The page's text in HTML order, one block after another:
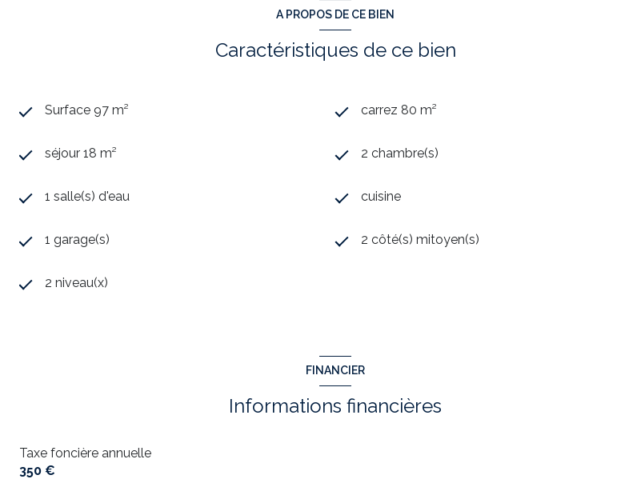
A PROPOS DE CE BIEN
Caractéristiques de ce bien
Surface 97 m² carrez 80 m²
séjour 18 m² 2 chambre(s)
1 salle(s) d'eau cuisine
1 garage(s) 2 côté(s) mitoyen(s)
2 niveau(x)
FINANCIER
Informations financières
Taxe foncière annuelle
350 €